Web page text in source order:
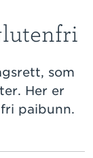
som
Her er
paibunn.